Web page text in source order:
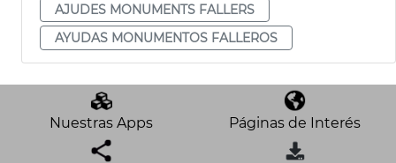
AJUDES MONUMENTS FALLERS
AYUDAS MONUMENTOS FALLEROS
Nuestras Apps Páginas de Interés